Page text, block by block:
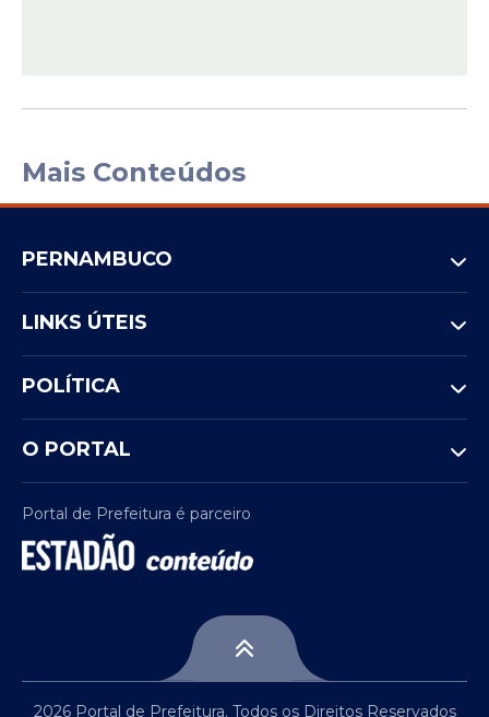
Mais Conteúdos
PERNAMBUCO
LINKS ÚTEIS
POLÍTICA
O PORTAL
Portal de Prefeitura é parceiro
2026 Portal de Prefeitura. Todos os Direitos Reservados